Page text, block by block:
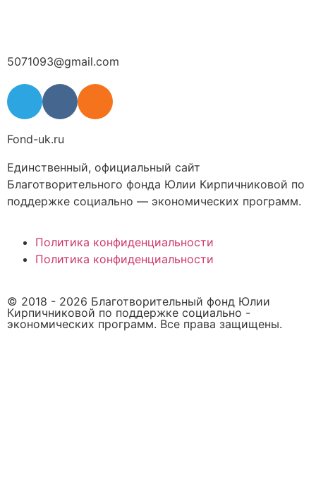
5071093@gmail.com
Fond-uk.ru
Единственный, официальный сайт
Благотворительного фонда Юлии Кирпичниковой по
поддержке социально — экономических программ.
Политика конфиденциальности
Политика конфиденциальности
© 2018 - 2026 Благотворительный фонд Юлии
Кирпичниковой по поддержке социально -
экономических программ. Все права защищены.